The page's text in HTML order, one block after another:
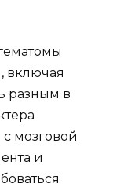
включая
разным в
мозговой
и